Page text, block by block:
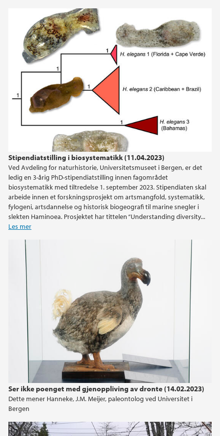
Stipendiatstilling i biosystematikk (11.04.2023)
Ved Avdeling for naturhistorie, Universitetsmuseet i Bergen, er det
ledig en 3-årig PhD-stipendiatstilling innen fagområdet
biosystematikk med tiltredelse 1. september 2023. Stipendiaten skal
arbeide innen et forskningsprosjekt om artsmangfold, systematikk,
fylogeni, artsdannelse og historisk biogeografi til marine snegler i
slekten Haminoea. Prosjektet har tittelen “Understanding diversity...
Les mer
Ser ikke poenget med gjenoppliving av dronte (14.02.2023)
Dette mener Hanneke, J.M. Meijer, paleontolog ved Universitet i
Bergen